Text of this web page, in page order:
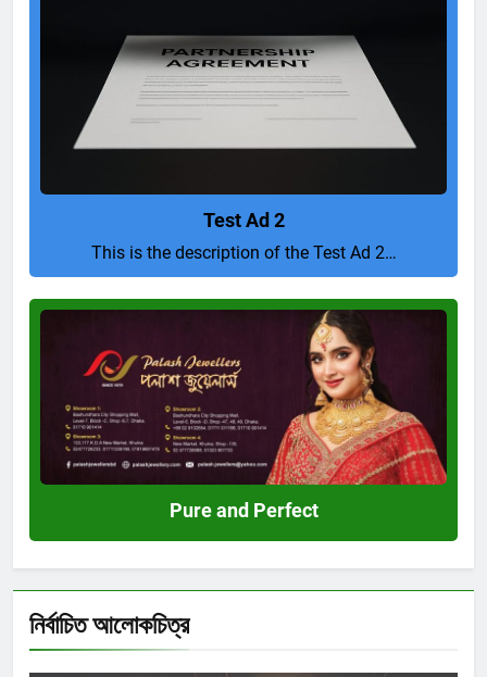
Test Ad 2
This is the description of the Test Ad 2…
Pure and Perfect
নির্বাচিত আলোকচিত্র